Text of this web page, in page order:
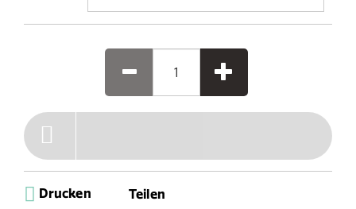
Drucken Teilen